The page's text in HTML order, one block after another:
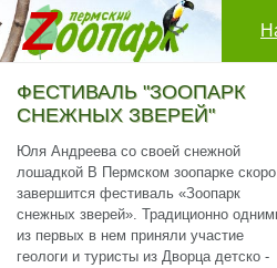
ФЕСТИВАЛЬ "ЗООПАРК
СНЕЖНЫХ ЗВЕРЕЙ"
Юля Андреева со своей снежной
лошадкой В Пермском зоопарке скоро
завершится фестиваль «Зоопарк
снежных зверей». Традиционно
из первых в нем приняли участие
геологи и туристы из Дворца детско -